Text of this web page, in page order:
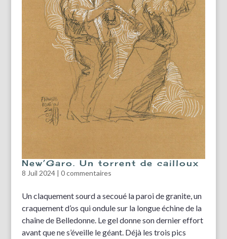
New’Garo. Un torrent de cailloux
8 Juil 2024| 0 commentaires
Un claquement sourd a secoué la paroi de granite, un
craquement d’os qui ondule sur la longue échine de la
chaîne de Belledonne. Le gel donne son dernier effort
avant que ne s’éveille le géant. Déjà les trois pics